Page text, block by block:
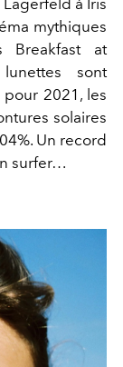
à Iris
mythiques
Breakfast at
sont
2021, les
solaires
Un record
surfer…